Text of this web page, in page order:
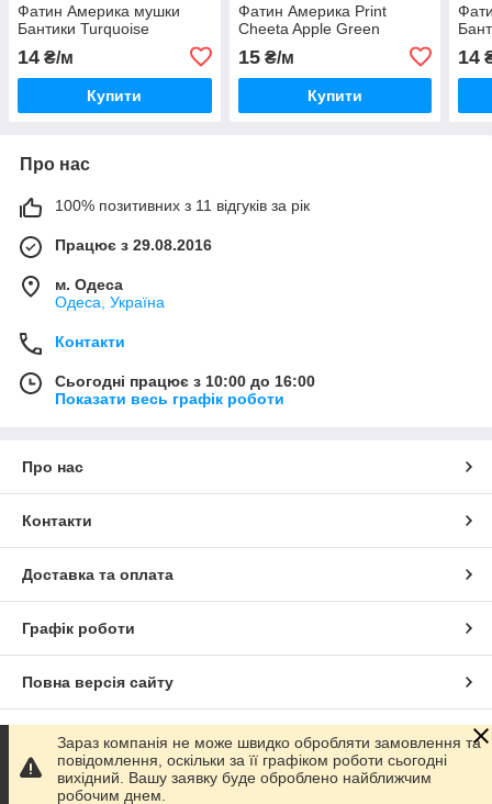
Фатин Америка мушки
Бантики Turquoise
14 ₴/м
Купити
Фатин Америка Print
Cheeta Apple Green
15₴/м
Купити
14
Про нас
100% позитивних з 11 відгуків за рік
Працює з 29.08.2016
м. Одеса
Одеса, Україна
Контакти
Сьогодні працює з 10:00 до 16:00
Показати весь графік роботи
Про нас
Контакти
Доставка та оплата
Графік роботи
Повна версія сайту
Сайт створено на маркетплейсі Prom.ua
Політика конфіденційності
Зараз компанія не може швидко обробляти замовлення та
повідомлення, оскільки за її графіком роботи сьогодні
вихідний. Вашу заявку буде оброблено найближчим
робочим днем.